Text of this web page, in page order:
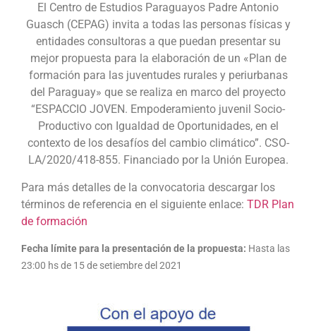
El Centro de Estudios Paraguayos Padre Antonio
Guasch (CEPAG) invita a todas las personas físicas y
entidades consultoras a que puedan presentar su
mejor propuesta para la elaboración de un «Plan de
formación para las juventudes rurales y periurbanas
del Paraguay» que se realiza en marco del proyecto
“ESPACCIO JOVEN. Empoderamiento juvenil Socio-
Productivo con Igualdad de Oportunidades, en el
contexto de los desafíos del cambio climático”. CSO-
LA/2020/418-855. Financiado por la Unión Europea.
Para más detalles de la convocatoria descargar los
términos de referencia en el siguiente enlace: TDR Plan
de formación
Fecha límite para la presentación de la propuesta: Hasta las
23:00 hs de 15 de setiembre del 2021